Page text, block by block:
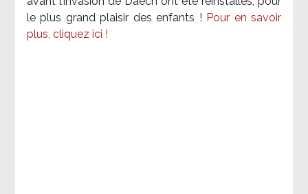
le plus grand plaisir des enfants ! Pour en savoir
plus, cliquez ici !